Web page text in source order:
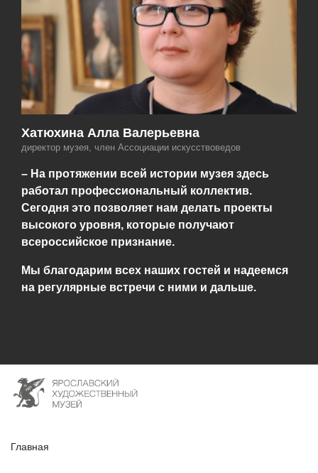
Хатюхина Алла Валерьевна
директор музея, член Ассоциации искусствоведов
– На протяжении всей истории музея здесь
работал профессиональный коллектив.
Сегодня это позволяет нам делать проекты
высокого уровня, которые получают
всероссийское признание.
Мы благодарим всех наших гостей и надеемся
на регулярные встречи с ними и дальше.
Главная